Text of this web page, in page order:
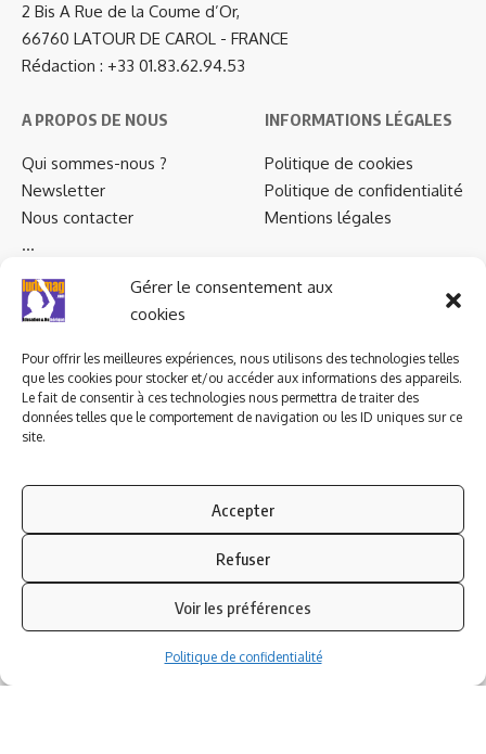
Gérer le consentement aux
cookies
Pour offrir les meilleures expériences, nous utilisons des technologies telles
que les cookies pour stocker et/ou accéder aux informations des appareils.
Le fait de consentir à ces technologies nous permettra de traiter des
données telles que le comportement de navigation ou les ID uniques sur ce
site.
Accepter
Refuser
Voir les préférences
Politique de confidentialité
2 Bis A Rue de la Coume d’Or,
66760 LATOUR DE CAROL - FRANCE
Rédaction : +33 01.83.62.94.53
A PROPOS DE NOUS
Qui sommes-nous ?
Newsletter
Nous contacter
…
INFORMATIONS LÉGALES
Politique de cookies
Politique de confidentialité
Mentions légales
PARTENAIRES